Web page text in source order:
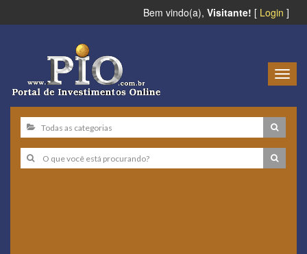
Bem vindo(a), Visitante! [ Login ]